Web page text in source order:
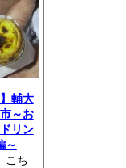
】輔大
～お
リン
～
こち